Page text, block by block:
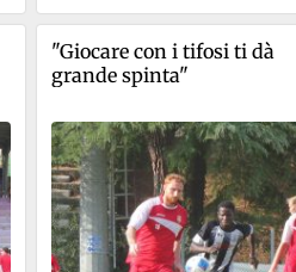
"Giocare con i tifosi ti dà
grande spinta"